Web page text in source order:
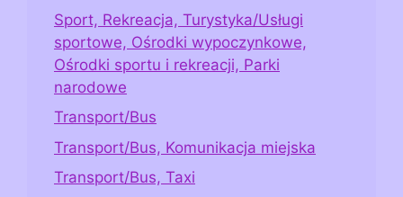
Sport, Rekreacja, Turystyka/Usługi
sportowe, Ośrodki wypoczynkowe,
Ośrodki sportu i rekreacji, Parki
narodowe
Transport/Bus
Transport/Bus, Komunikacja miejska
Transport/Bus, Taxi